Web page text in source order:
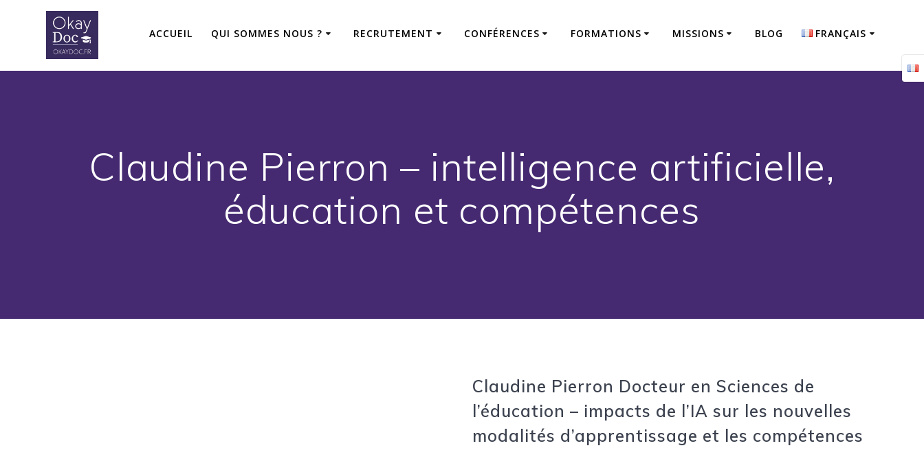
ACCUEIL QUI SOMMES NOUS ? RECRUTEMENT CONFÉRENCES FORMATIONS MISSIONS BLOG FRANÇAIS
Claudine Pierron – intelligence artificielle,
éducation et compétences
Claudine Pierron Docteur en Sciences de
l’éducation – impacts de l’IA sur les nouvelles
modalités d’apprentissage et les compétences